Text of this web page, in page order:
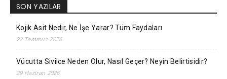
SON YAZILAR
Kojik Asit Nedir, Ne İşe Yarar? Tüm Faydaları
22 Temmuz 2026
Vücutta Sivilce Neden Olur, Nasıl Geçer? Neyin Belirtisidir?
29 Haziran 2026